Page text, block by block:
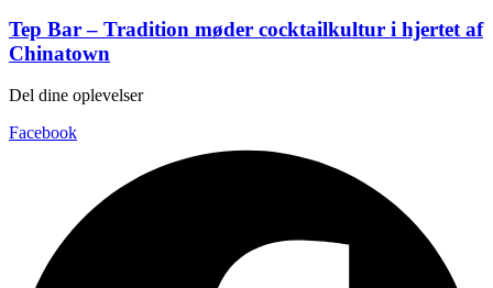
Tep Bar – Tradition møder cocktailkultur i hjertet af
Chinatown
Del dine oplevelser
Facebook